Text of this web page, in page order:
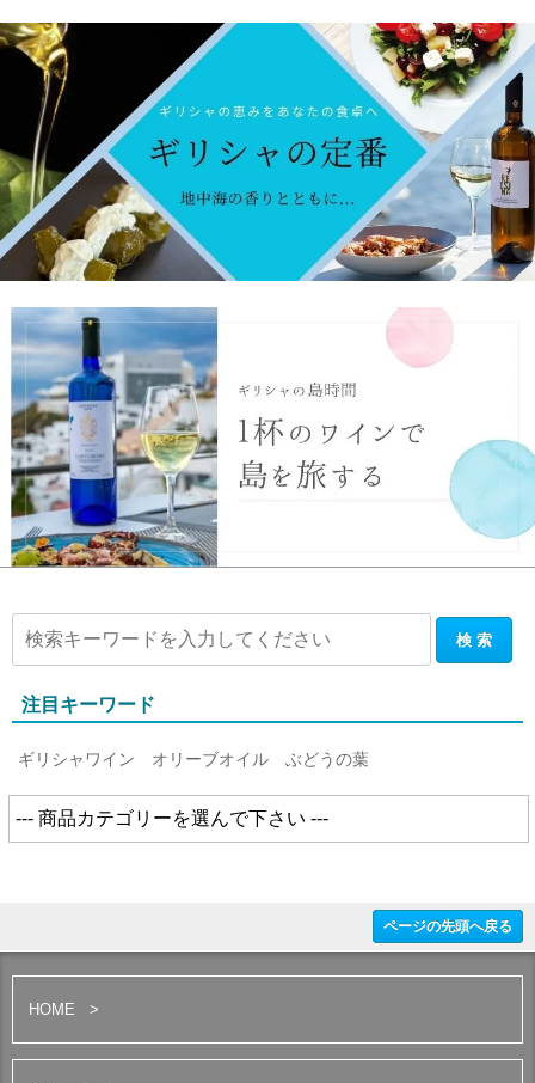
注目キーワード
ギリシャワイン オリーブオイル ぶどうの葉
ページの先頭へ戻る
HOME